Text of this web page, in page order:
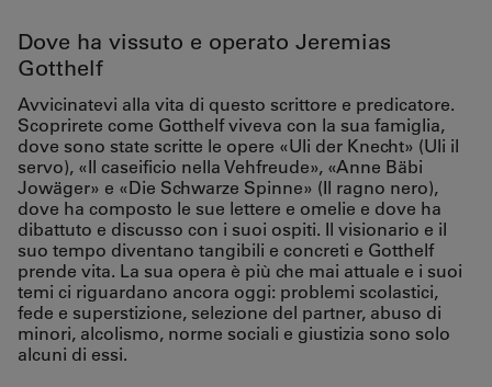
Dove ha vissuto e operato Jeremias
Gotthelf
Avvicinatevi alla vita di questo scrittore e predicatore.
Scoprirete come Gotthelf viveva con la sua famiglia,
dove sono state scritte le opere «Uli der Knecht» (Uli il
servo), «Il caseificio nella Vehfreude», «Anne Bäbi
Jowäger» e «Die Schwarze Spinne» (Il ragno nero),
dove ha composto le sue lettere e omelie e dove ha
dibattuto e discusso con i suoi ospiti. Il visionario e il
suo tempo diventano tangibili e concreti e Gotthelf
prende vita. La sua opera è più che mai attuale e i suoi
temi ci riguardano ancora oggi: problemi scolastici,
fede e superstizione, selezione del partner, abuso di
minori, alcolismo, norme sociali e giustizia sono solo
alcuni di essi.